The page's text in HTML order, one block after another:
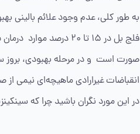
به طور کلی، عدم وجود علائم بالینی بهبود پس از 6 ماه نیاز به ارزیابی مجدد
فلج بل در 15 تا 20
صورت است و در مرحله بهبودی، بروز
انقباضات غیرارادی ماهیچه‌ای نیمی
در این مورد نگران باشید چرا که